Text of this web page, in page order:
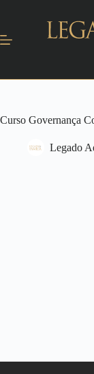
Curso Governança
Legado